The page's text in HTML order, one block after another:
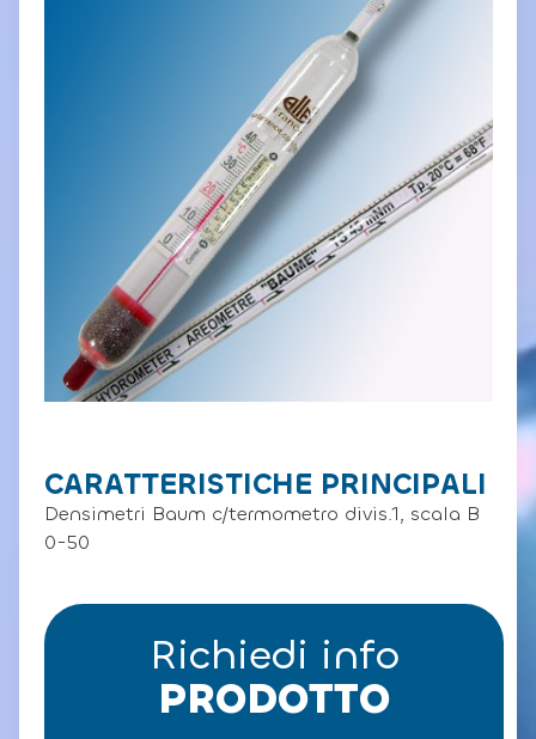
CARATTERISTICHE PRINCIPALI
Densimetri Baum c/termometro divis.1, scala B
0-50
Richiedi info
PRODOTTO